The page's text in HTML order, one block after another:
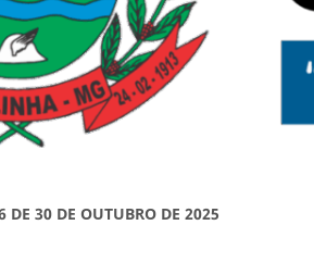
DE 30 DE OUTUBRO DE 2025